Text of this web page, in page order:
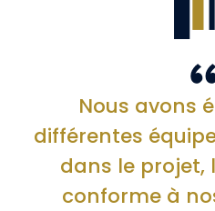
Nous avons
différentes
dans le projet,
conforme à